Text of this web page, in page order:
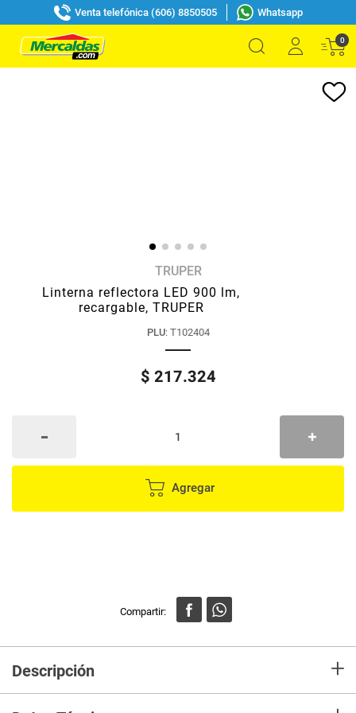
Venta telefónica (606) 8850505 Whatsapp
0
TRUPER
Linterna reflectora LED 900 lm,
recargable, TRUPER
PLU: T102404
$ 217.324
Agregar
Descripción +